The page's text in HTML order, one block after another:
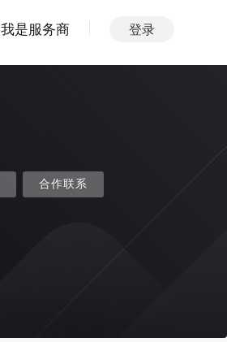
我是服务商 登录
合作联系